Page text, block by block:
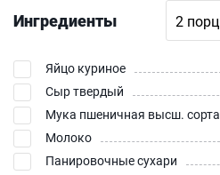
Ингредиенты
Яйцо куриное
Сыр твердый
Мука пшеничная высш. сорта
Молоко
Панировочные сухари